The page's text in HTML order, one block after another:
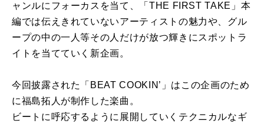
ャンルにフォーカスを当て、「THE FIRST TAKE」本
編では伝えきれていないアーティストの魅力や、グル
ープの中の一人等その人だけが放つ輝きにスポットラ
イトを当てていく新企画。
今回披露された「BEAT COOKIN’」はこの企画のため
に福島拓人が制作した楽曲。
ビートに呼応するように展開していくテクニカルなギ